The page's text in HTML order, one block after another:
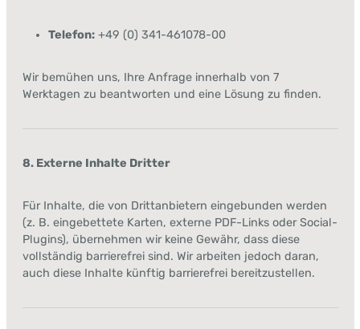
Telefon:+49 (0) 341-461078-00
Wir bemühen uns, Ihre Anfrage innerhalb von 7
Werktagen zu beantworten und eine Lösung zu finden.
8. Externe Inhalte Dritter
Für Inhalte, die von Drittanbietern eingebunden werden
(z. B. eingebettete Karten, externe PDF-Links oder Social-
Plugins), übernehmen wir keine Gewähr, dass diese
vollständig barrierefrei sind. Wir arbeiten jedoch daran,
auch diese Inhalte künftig barrierefrei bereitzustellen.